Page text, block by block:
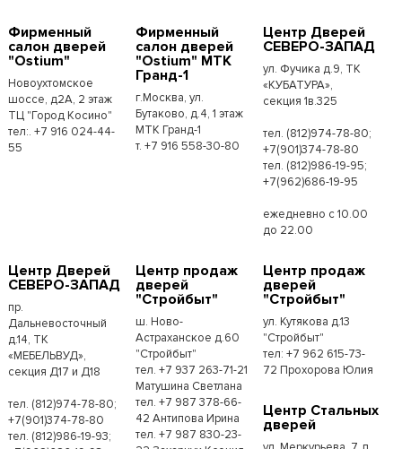
Фирменный
салон дверей
"Ostium"
Новоухтомское
шоссе, д2А, 2 этаж
ТЦ "Город Косино"
тел:. +7 916 024-44-
55
Фирменный
салон дверей
"Ostium" МТК
Гранд-1
г.Москва, ул.
Бутаково, д.4, 1 этаж
МТК Гранд-1
т. +7 916 558-30-80
Центр Дверей
СЕВЕРО-ЗАПАД
ул. Фучика д.9, ТК
«КУБАТУРА»,
секция 1в.325
тел. (812)974-78-80;
+7(901)374-78-80
тел. (812)986-19-95;
+7(962)686-19-95
ежедневно с 10.00
до 22.00
Центр Дверей
СЕВЕРО-ЗАПАД
пр.
Дальневосточный
д.14, ТК
«МЕБЕЛЬВУД»,
секция Д17 и Д18
тел. (812)974-78-80;
+7(901)374-78-80
тел. (812)986-19-93;
Центр продаж
дверей
"Стройбыт"
ш. Ново-
Астраханское д.60
"Стройбыт"
тел. +7 937 263-71-21
Матушина Светлана
тел. +7 987 378-66-
42 Антипова Ирина
тел. +7 987 830-23-
Центр продаж
дверей
"Стройбыт"
ул. Кутякова д.13
"Стройбыт"
тел: +7 962 615-73-
72 Прохорова Юлия
Центр Стальных
дверей